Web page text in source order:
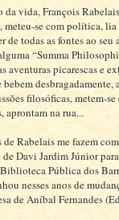
da vida, François
meteu-se com política,
de todas as fontes ao
“Summa
aventuras picarescas e
bebem
filosóficas, metem-
aprontam na rua...
de Rabelais me fazem
de Davi Jardim Júnior
Pública dos
nesses anos de
de Aníbal Fernandes